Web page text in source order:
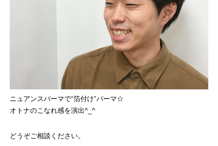
ニュアンスパーマで“箔付け”パーマ☆
オトナのこなれ感を演出^_^
どうぞご相談ください。